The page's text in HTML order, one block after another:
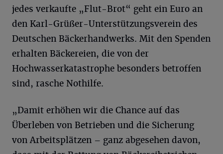
jedes verkaufte „Flut-Brot“ geht ein Euro an
den Karl-Grüßer-Unterstützungsverein des
Deutschen Bäckerhandwerks. Mit den Spenden
erhalten Bäckereien, die von der
Hochwasserkatastrophe besonders betroffen
sind, rasche Nothilfe.
„Damit erhöhen wir die Chance auf das
Überleben von Betrieben und die Sicherung
von Arbeitsplätzen – ganz abgesehen davon,